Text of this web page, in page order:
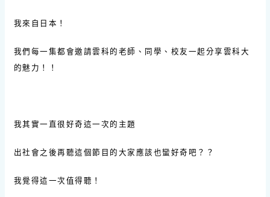
我來自日本！
我們每一集都會邀請雲科的老師、同學、校友一起分享雲科大
的魅力！！
我其實一直很好奇這一次的主題
出社會之後再聽這個節目的大家應該也蠻好奇吧？？
我覺得這一次值得聽！